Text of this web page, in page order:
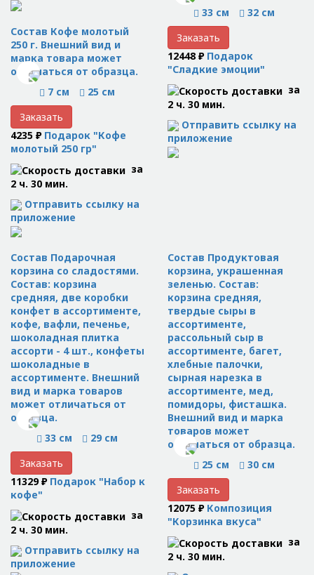
33 см
32 см
Заказать
12448 ₽ Подарок
"Сладкие эмоции"
за
2 ч. 30 мин.
Отправить ссылку на
приложение
Состав Кофе молотый
250 г. Внешний вид и
марка товара может
отличаться от образца.
7 см
25 см
Заказать
4235 ₽ Подарок "Кофе
молотый 250 гр"
за
2 ч. 30 мин.
Отправить ссылку на
приложение
Состав Продуктовая
корзина, украшенная
зеленью. Состав:
корзина средняя,
твердые сыры в
ассортименте,
рассольный сыр в
ассортименте, багет,
хлебные палочки,
сырная нарезка в
ассортименте, мед,
помидоры, фисташка.
Внешний вид и марка
товаров может
отличаться от образца.
25 см
30 см
Заказать
12075 ₽ Композиция
"Корзинка вкуса"
за
2 ч. 30 мин.
Состав Подарочная
корзина со сладостями.
Состав: корзина
средняя, две коробки
конфет в ассортименте,
кофе, вафли, печенье,
шоколадная плитка
ассорти - 4 шт., конфеты
шоколадные в
ассортименте. Внешний
вид и марка товаров
может отличаться от
образца.
33 см
29 см
Заказать
11329 ₽ Подарок "Набор к
кофе"
за
2 ч. 30 мин.
Отправить ссылку на
приложение